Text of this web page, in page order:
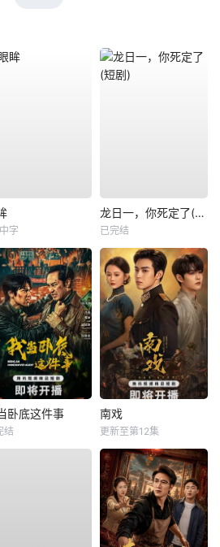
字
龙日一，你死定了(短剧)
已完结
卧底这件事
结
南戏
更新至第12集